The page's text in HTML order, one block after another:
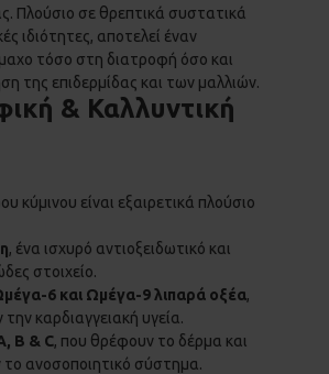
Πλούσιο σε θρεπτικά συστατικά
ιδιότητες, αποτελεί έναν
τόσο στη διατροφή όσο και
της επιδερμίδας και των μαλλιών.
& Καλλυντική
κύμινου είναι εξαιρετικά πλούσιο
, ένα ισχυρό αντιοξειδωτικό και
στοιχείο.
6 και Ωμέγα-9 λιπαρά οξέα,
την καρδιαγγειακή υγεία.
Β & C, που θρέφουν το δέρμα και
το ανοσοποιητικό σύστημα.